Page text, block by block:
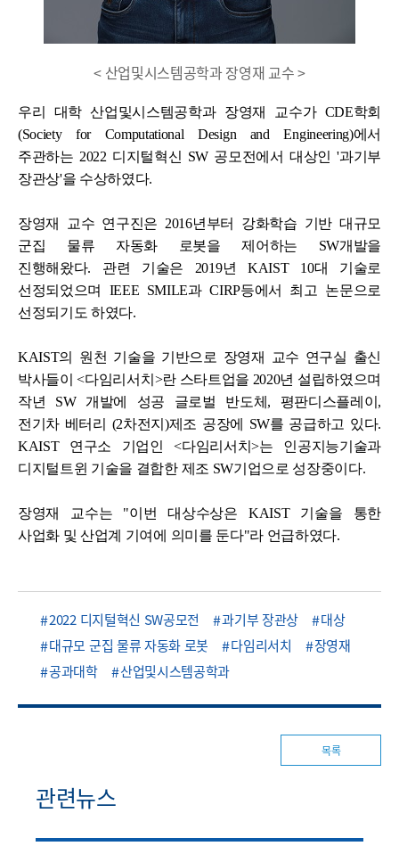
< 산업및시스템공학과 장영재 교수 >
우리 대학 산업및시스템공학과 장영재
교수가 CDE학회
(Society for Computational Design and Engineering)에서
주관하는 2022 디지털혁신 SW 공모전에서 대상인 '과기부
장관상'을 수상하였다.
장영재 교수 연구진은 2016년부터 강화학습 기반 대규모
군집 물류 자동화 로봇을 제어하는 SW개발을
진행해왔다. 관련 기술은 2019년 KAIST 10대 기술로
선정되었으며 IEEE SMILE과 CIRP등에서 최고 논문으로
선정되기도 하였다.
KAIST의
원천 기술을 기반으로 장영재 교수 연구실 출신
박사들이 <다임리서치>란 스타트업을 2020년 설립하였으며
작년 SW 개발에 성공 글로벌 반도체, 평판디스플레이,
전기차 베터리 (2차전지)제조 공장에 SW를 공급하고 있다.
KAIST 연구소 기업인 <다임리서치>는 인공지능기술과
디지털트윈 기술을 결합한 제조 SW기업으로 성장중이다.
장영재 교수는 "이번 대상수상은 KAIST 기술을 통한
사업화 및 산업계 기여에 의미를 둔다"라 언급하였다.
2022 디지털혁신 SW공모전 과기부 장관상
대상
대규모 군집 물류 자동화 로봇
다임리서치
장영재
공과대학
산업및시스템공학과
목록
관련뉴스